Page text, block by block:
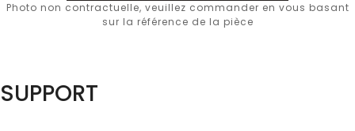
Photo non contractuelle, veuillez commander en vous basant
sur la référence de la pièce
SUPPORT